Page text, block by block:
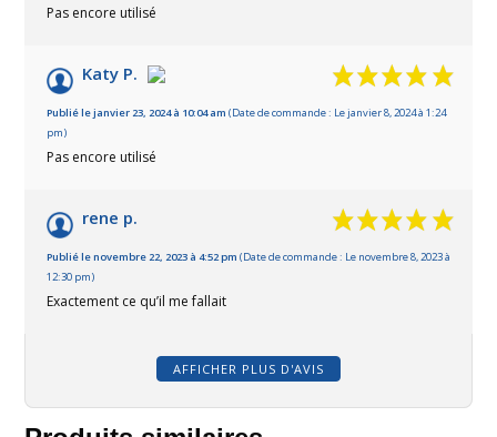
Pas encore utilisé
Katy P.
Publié le janvier 23, 2024 à 10:04 am (Date de commande : Le janvier 8, 2024 à 1:24
pm)
Pas encore utilisé
rene p.
Publié le novembre 22, 2023 à 4:52 pm (Date de commande : Le novembre 8, 2023 à
12:30 pm)
Exactement ce qu’il me fallait
AFFICHER PLUS D'AVIS